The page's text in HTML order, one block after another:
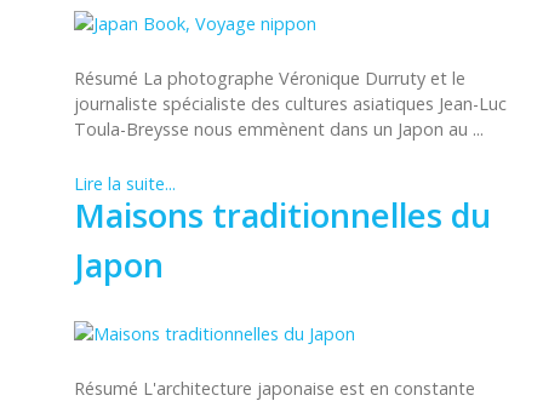
Résumé La photographe Véronique Durruty et le
journaliste spécialiste des cultures asiatiques Jean-Luc
Toula-Breysse nous emmènent dans un Japon au ...
Lire la suite...
Maisons traditionnelles du
Japon
Résumé L'architecture japonaise est en constante